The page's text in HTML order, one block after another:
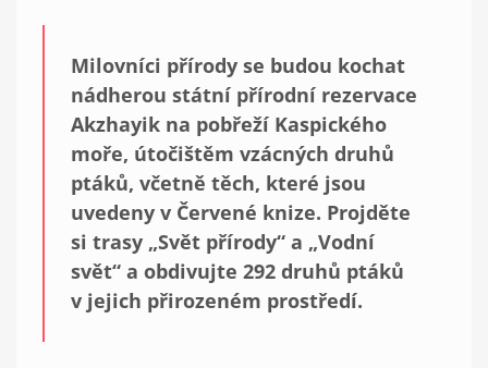
Milovníci přírody se budou kochat
nádherou státní přírodní rezervace
Akzhayik na pobřeží Kaspického
moře, útočištěm vzácných druhů
ptáků, včetně těch, které jsou
uvedeny v Červené knize. Projděte
si trasy „Svět přírody“ a „Vodní
svět“ a obdivujte 292 druhů ptáků
v jejich přirozeném prostředí.